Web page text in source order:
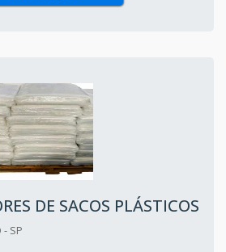
DE SACOS PLÁSTICOS
- SP